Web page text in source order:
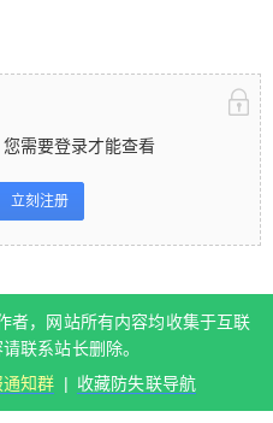
需要登录才能查看
立刻注册
者，网站所有内容均收集于互联
联系站长删除。
知群 | 收藏防失联导航